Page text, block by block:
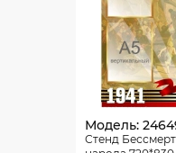
Модель:
Стенд